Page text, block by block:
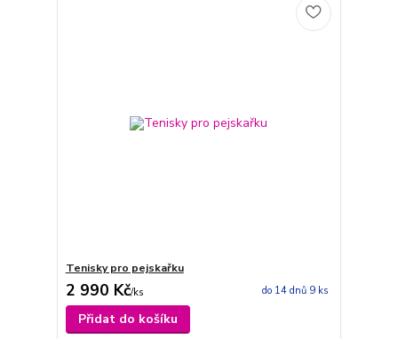
Tenisky pro pejskařku
2 990 Kč/ks do 14 dnů 9 ks
Přidat do košíku